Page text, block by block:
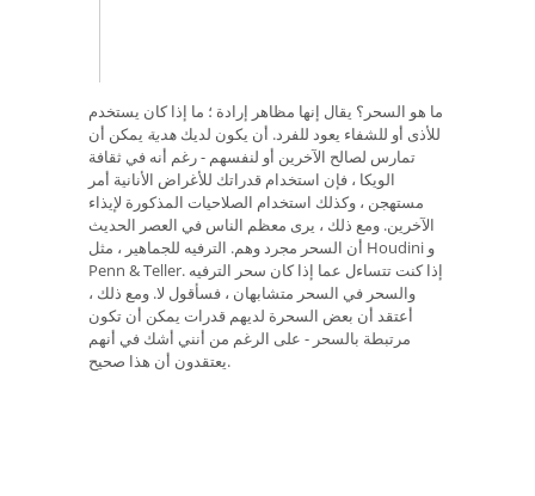
ما هو السحر؟ يقال إنها مظاهر إرادة ؛ ما إذا كان يستخدم
للأذى أو للشفاء يعود للفرد. أن يكون لديك هدية يمكن أن
تمارس لصالح الآخرين أو لنفسهم - رغم أنه في ثقافة
الويكا ، فإن استخدام قدراتك للأغراض الأنانية أمر
مستهجن ، وكذلك استخدام الصلاحيات المذكورة لإيذاء
الآخرين. ومع ذلك ، يرى معظم الناس في العصر الحديث
أن السحر مجرد وهم. الترفيه للجماهير ، مثل Houdini و
Penn & Teller. إذا كنت تتساءل عما إذا كان سحر الترفيه
والسحر في السحر متشابهان ، فسأقول لا. ومع ذلك ،
أعتقد أن بعض السحرة لديهم قدرات يمكن أن تكون
مرتبطة بالسحر - على الرغم من أنني أشك في أنهم
يعتقدون أن هذا صحيح.